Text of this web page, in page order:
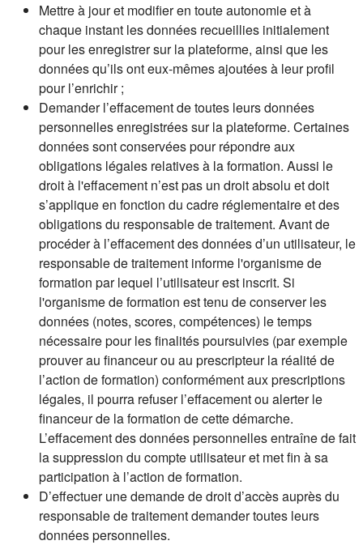
Mettre à jour et modifier en toute autonomie et à
chaque instant les données recueillies initialement
pour les enregistrer sur la plateforme, ainsi que les
données qu’ils ont eux-mêmes ajoutées à leur profil
pour l’enrichir ;
Demander l’effacement de toutes leurs données
personnelles enregistrées sur la plateforme. Certaines
données sont conservées pour répondre aux
obligations légales relatives à la formation. Aussi le
droit à l'effacement n’est pas un droit absolu et doit
s’applique en fonction du cadre réglementaire et des
obligations du responsable de traitement. Avant de
procéder à l’effacement des données d’un utilisateur, le
responsable de traitement informe l'organisme de
formation par lequel l’utilisateur est inscrit. Si
l'organisme de formation est tenu de conserver les
données (notes, scores, compétences) le temps
nécessaire pour les finalités poursuivies (par exemple
prouver au financeur ou au prescripteur la réalité de
l’action de formation) conformément aux prescriptions
légales, il pourra refuser l’effacement ou alerter le
financeur de la formation de cette démarche.
L’effacement des données personnelles entraîne de fait
la suppression du compte utilisateur et met fin à sa
participation à l’action de formation.
D’effectuer une demande de droit d’accès auprès du
responsable de traitement demander toutes leurs
données personnelles.